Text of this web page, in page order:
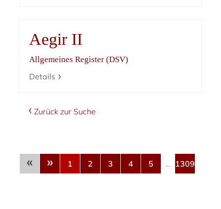
Aegir II
Allgemeines Register (DSV)
Details
Zurück zur Suche
« » 1 2 3 4 5 … 1309